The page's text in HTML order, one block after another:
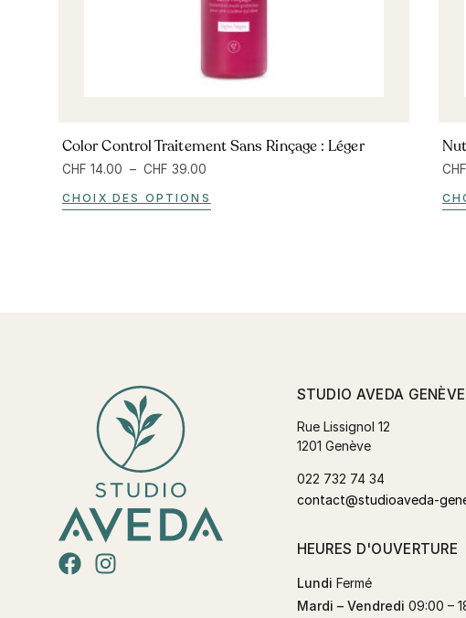
Color Control Traitement Sans Rinçage : Léger
CHF 14.00 – CHF 39.00
CHOIX DES OPTIONS
CHF
STUDIO AVEDA GENÈVE
Rue Lissignol 12
1201 Genève
022 732 74 34
contact@studioaveda-
HEURES D'OUVERTURE
Lundi Fermé
Mardi – Vendredi 09:00 –